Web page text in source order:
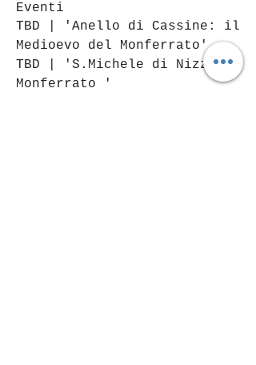
Eventi
TBD | 'Anello di Cassine: il
Medioevo del Monferrato'
TBD | 'S.Michele di Nizza
Monferrato '